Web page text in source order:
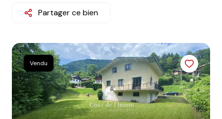
estimation
biens
vendus
nos
avis
clients
Partager ce bien
Vendu